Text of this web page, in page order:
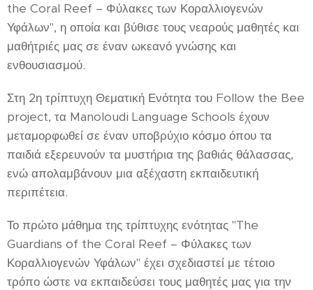
the Coral Reef – Φύλακες των Κοραλλιογενών
Υφάλων", η οποία και βύθισε τους νεαρούς μαθητές και
μαθήτριές μας σε έναν ωκεανό γνώσης και
ενθουσιασμού.
Στη 2η τρίπτυχη Θεματική Ενότητα του Follow the Bee
project, τα Manoloudi Language Schools έχουν
μεταμορφωθεί σε έναν υποβρύχιο κόσμο όπου τα
παιδιά εξερευνούν τα μυστήρια της βαθιάς θάλασσας,
ενώ απολαμβάνουν μια αξέχαστη εκπαιδευτική
περιπέτεια.
Το πρώτο μάθημα της τρίπτυχης ενότητας "The
Guardians of the Coral Reef – Φύλακες των
Κοραλλιογενών Υφάλων" έχει σχεδιαστεί με τέτοιο
τρόπο ώστε να εκπαιδεύσει τους μαθητές μας για την